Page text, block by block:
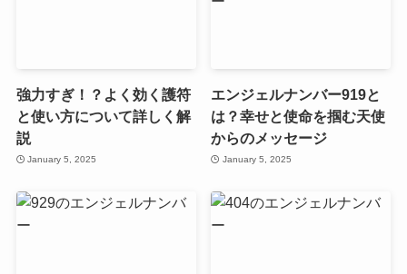
強力すぎ！？よく効く護符
と使い方について詳しく解
説
January 5, 2025
エンジェルナンバー919と
は？幸せと使命を掴む天使
からのメッセージ
January 5, 2025